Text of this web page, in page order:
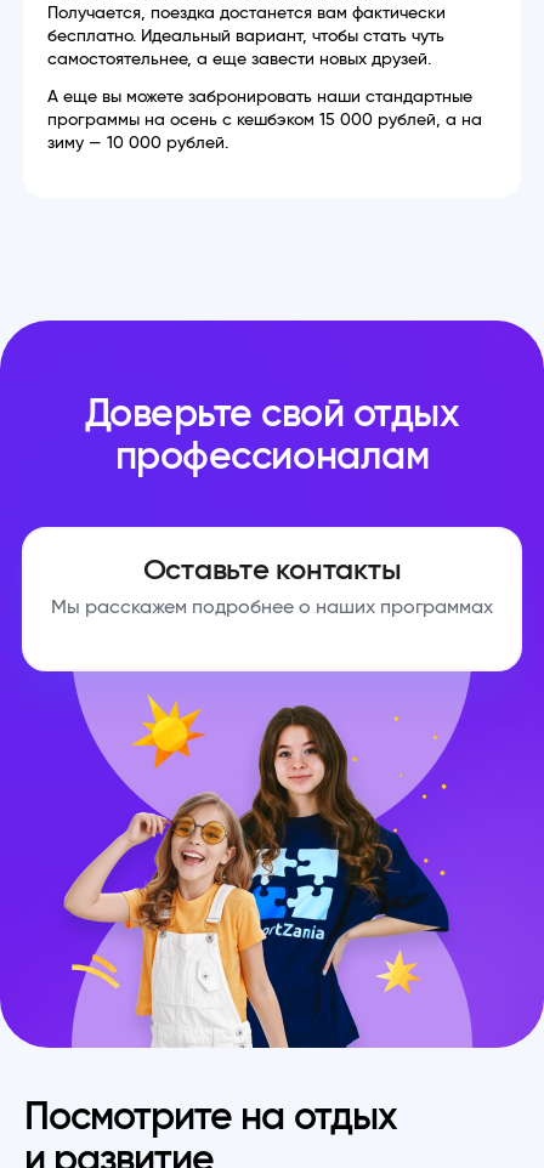
Получается, поездка достанется вам фактически
бесплатно. Идеальный вариант, чтобы стать чуть
самостоятельнее, а еще завести новых друзей.
А еще вы можете забронировать наши стандартные
программы на осень с кешбэком 15 000 рублей, а на
зиму — 10 000 рублей.
Доверьте свой отдых
профессионалам
Оставьте контакты
Мы расскажем подробнее о наших программах
Посмотрите на отдых
и развитие